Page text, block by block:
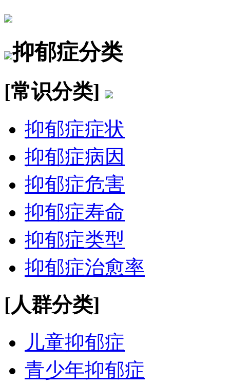
抑郁症分类
[常识分类]
抑郁症症状
抑郁症病因
抑郁症危害
抑郁症寿命
抑郁症类型
抑郁症治愈率
[人群分类]
儿童抑郁症
青少年抑郁症